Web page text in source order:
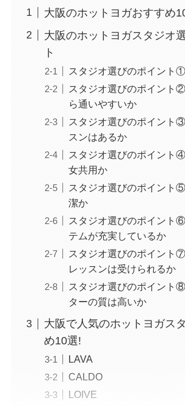
大阪のホットヨガおすすめ
大阪のホットヨガスタジオ
ト
スタジオ選びのポイント
スタジオ選びのポイント
ら通いやすいか
スタジオ選びのポイント
スンはあるか
スタジオ選びのポイント
女共用か
スタジオ選びのポイント
潔か
スタジオ選びのポイント
テムが充実しているか
スタジオ選びのポイント
レッスンは受けられるか
スタジオ選びのポイント
ターの質は高いか
大阪で人気のホットヨガス
め10選!
LAVA
CALDO
LOIVE